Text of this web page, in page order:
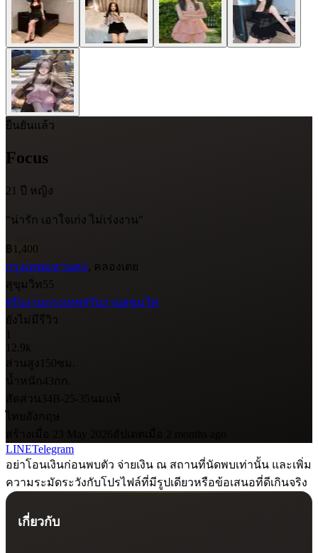
ยืนยันแล้ว
Focus
21 ปี หญิง
"น่ารัก เอาใจเก่ง ไม่เร่งงาน"
฿1,400
กรุงเทพมหานคร, คลองเตย
สุขุมวิท55
#รับงานกรุงเทพ#รับงานสุขุมวิท
ยังไม่มีรีวิว
1
12.9k
ส่วนสูง 150ซม.
น้ำหนัก43กก.
สัดส่วน
34B-25-35
LINETelegram
อย่าโอนเงินก่อนพบตัว จ่ายเงิน ณ สถานที่นัดพบเท่านั้น และเพิ่ม
ความระมัดระวังกับโปรไฟล์ที่มีรูปเดียวหรือข้อเสนอที่ดีเกินจริง
เกี่ยวกับ